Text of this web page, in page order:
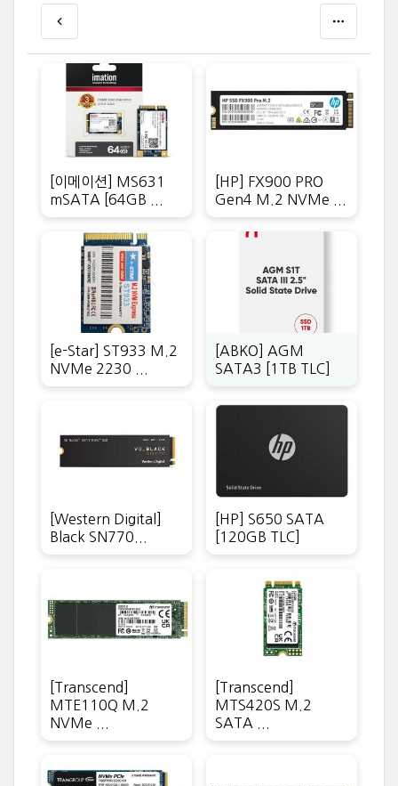
[이메이션] MS631
mSATA [64GB ...
[HP] FX900 PRO
Gen4 M.2 NVMe ...
[e-Star] ST933 M.2
NVMe 2230 ...
[ABKO] AGM
SATA3 [1TB TLC]
[Western Digital]
Black SN770...
[HP] S650 SATA
[120GB TLC]
[Transcend]
MTE110Q M.2
NVMe ...
[Transcend]
MTS420S M.2
SATA ...